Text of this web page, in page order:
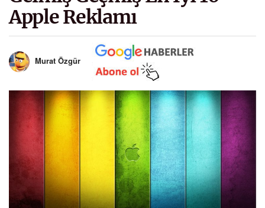
Apple Reklamı
Murat Özgür